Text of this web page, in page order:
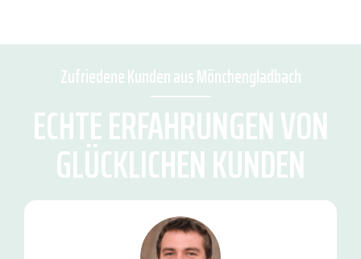
Zufriedene Kunden aus Mönchengladbach
ECHTE ERFAHRUNGEN VON
GLÜCKLICHEN KUNDEN